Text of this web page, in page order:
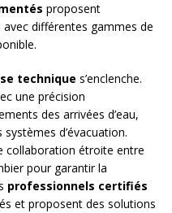
proposent
différentes gammes de
technique s’enclenche.
une précision
des arrivées d’eau,
d’évacuation.
collaboration étroite entre
pour garantir la
professionnels certifiés
et proposent des solutions